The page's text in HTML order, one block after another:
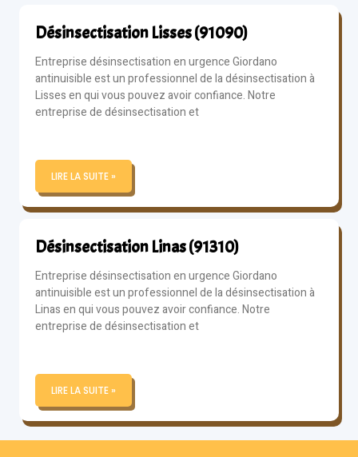
Désinsectisation Lisses (91090)
Entreprise désinsectisation en urgence Giordano
antinuisible est un professionnel de la désinsectisation à
Lisses en qui vous pouvez avoir confiance. Notre
entreprise de désinsectisation et
LIRE LA SUITE »
Désinsectisation Linas (91310)
Entreprise désinsectisation en urgence Giordano
antinuisible est un professionnel de la désinsectisation à
Linas en qui vous pouvez avoir confiance. Notre
entreprise de désinsectisation et
LIRE LA SUITE »